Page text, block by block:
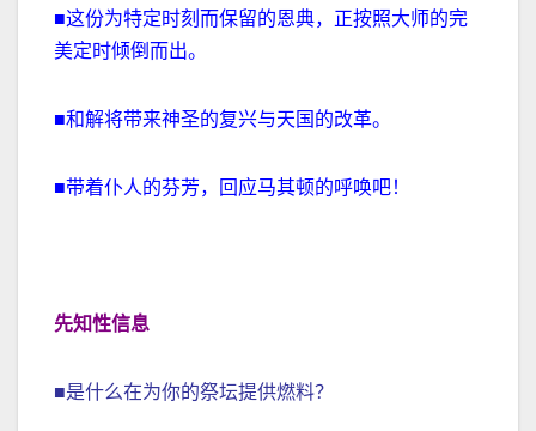
■这份为特定时刻而保留的恩典，正按照大师的完
美定时倾倒而出。
■和解将带来神圣的复兴与天国的改革。
■带着仆人的芬芳，回应马其顿的呼唤吧！
先知性信息
■是什么在为你的祭坛提供燃料？